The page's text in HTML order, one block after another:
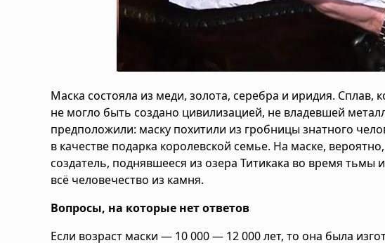
Маска состояла из меди, золота, серебра и иридия.
не могло быть создано цивилизацией, не владевшей
предположили: маску похитили из гробницы знатного
в качестве подарка королевской семье. На маске,
создатель, поднявшееся из озера Титикака во время тьмы
всё человечество из камня.
Вопросы, на которые нет ответов
Если возраст маски — 10 000 — 12 000 лет, то она была